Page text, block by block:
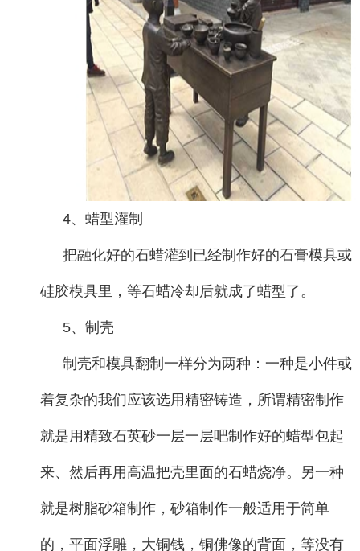
4、蜡型灌制
把融化好的石蜡灌到已经制作好的石膏模具或
硅胶模具里，等石蜡冷却后就成了蜡型了。
5、制壳
制壳和模具翻制一样分为两种：一种是小件或
着复杂的我们应该选用精密铸造，所谓精密制作
就是用精致石英砂一层一层吧制作好的蜡型包起
来、然后再用高温把壳里面的石蜡烧净。另一种
就是树脂砂箱制作，砂箱制作一般适用于简单
的，平面浮雕，大铜钱，铜佛像的背面，等没有